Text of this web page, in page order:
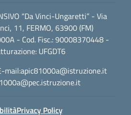
“Da Vinci-Ungaretti” - Via
11, FERMO, 63900 (FM)
- Cod. Fisc.: 90008370448 -
UFGDT6
mail:apic81000a@istruzione.it
Privacy Policy